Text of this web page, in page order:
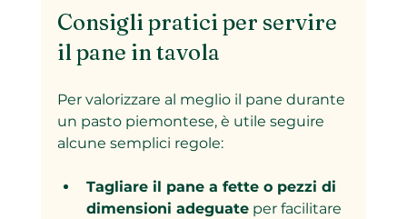
Consigli pratici per servire
il pane in tavola
Per valorizzare al meglio il pane durante
un pasto piemontese, è utile seguire
alcune semplici regole:
Tagliare il pane a fette o pezzi di
dimensioni adeguate per facilitare